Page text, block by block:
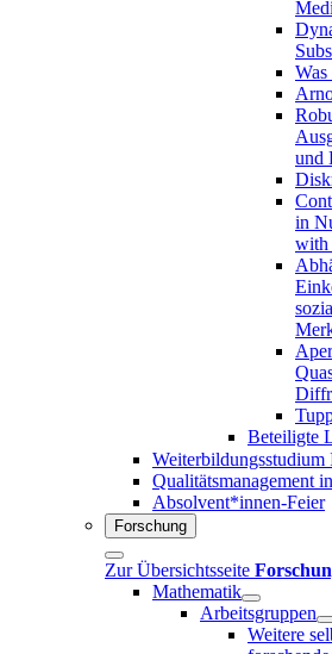
Was
und
in
with
Beteiligte
Qualitätsmanagement
Absolvent*innen-Feier
Forschung
Zur Übersichtsseite
Mathematik
Arbeitsgruppen
Weitere